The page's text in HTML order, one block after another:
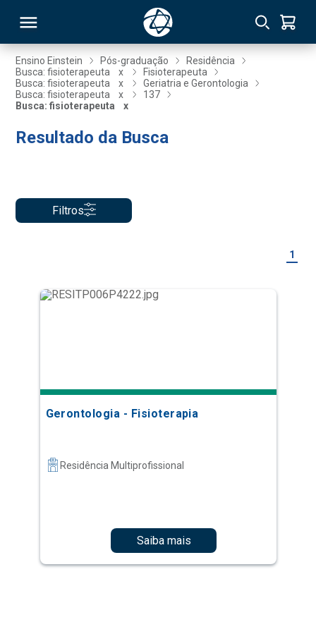
Ensino Einstein Pós-graduação
Residência
Busca: fisioterapeuta
x
Fisioterapeuta
Busca: fisioterapeuta
x
Geriatria e Gerontologia
Busca: fisioterapeuta
x
137
Busca: fisioterapeuta
x
Resultado da Busca
Filtros
1
Gerontologia - Fisioterapia
Residência Multiprofissional
Saiba mais